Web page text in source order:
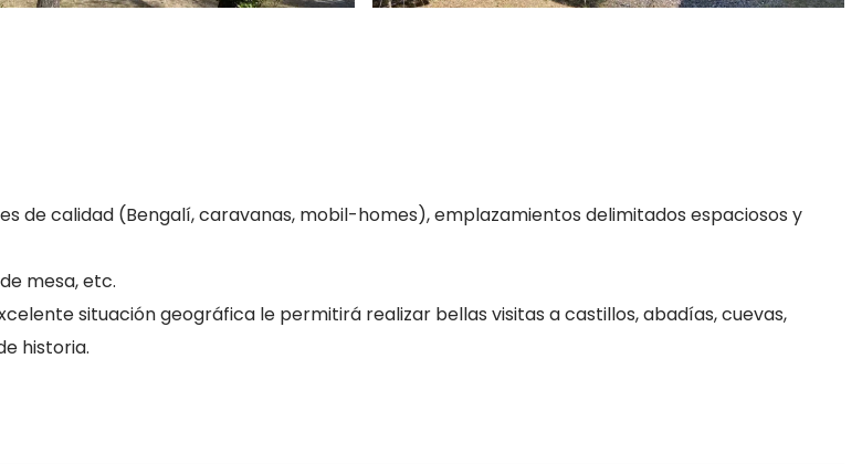
de calidad (Bengalí, caravanas, mobil-homes), emplazamientos delimitados espaciosos y
mesa, etc.
situación geográfica le permitirá realizar bellas visitas a castillos, abadías, cuevas,
historia.